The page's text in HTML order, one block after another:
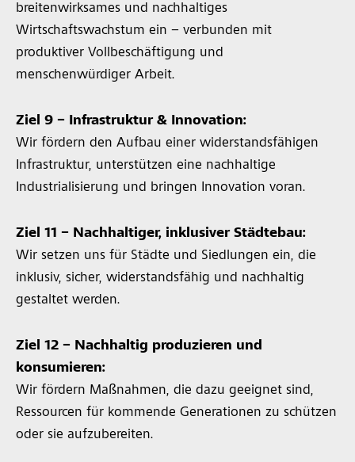
breitenwirksames und nachhaltiges
Wirtschaftswachstum ein – verbunden mit
produktiver Vollbeschäftigung und
menschenwürdiger Arbeit.
Ziel 9 – Infrastruktur & Innovation:
Wir fördern den Aufbau einer widerstandsfähigen
Infrastruktur, unterstützen eine nachhaltige
Industrialisierung und bringen Innovation voran.
Ziel 11 – Nachhaltiger, inklusiver Städtebau:
Wir setzen uns für Städte und Siedlungen ein, die
inklusiv, sicher, widerstandsfähig und nachhaltig
gestaltet werden.
Ziel 12 – Nachhaltig produzieren und
konsumieren:
Wir fördern Maßnahmen, die dazu geeignet sind,
Ressourcen für kommende Generationen zu schützen
oder sie aufzubereiten.